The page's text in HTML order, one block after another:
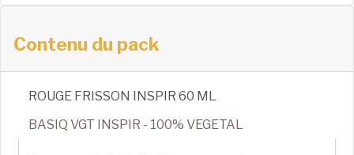
Contenu du pack
ROUGE FRISSON INSPIR 60 ML
BASIQ VGT INSPIR - 100% VEGETAL